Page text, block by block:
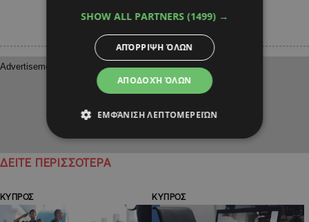
ΔΕΙΤΕ ΠΕΡΙΣΣΟΤΕΡΑ
ΚΥΠΡΟΣ ΚΥΠΡΟΣ
SHOW ALL PARTNERS (1499) →
ΑΠΟΔΟΧΉ ΌΛΩΝ
ΑΠΌΡΡΙΨΗ ΌΛΩΝ
ΕΜΦΆΝΙΣΗ ΛΕΠΤΟΜΕΡΕΙΏΝ